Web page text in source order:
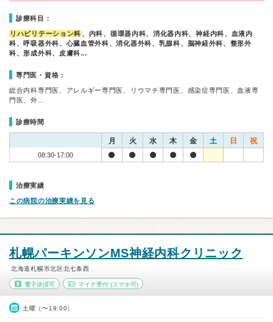
診療科目：
リハビリテーション科 、内科、循環器内科、消化器内科、神経内科、血液内
科、呼吸器外科、心臓血管外科、消化器外科、乳腺科、脳神経外科、整形外
科、形成外科、皮膚科…
専門医・資格：
総合内科専門医、アレルギー専門医、リウマチ専門医、感染症専門医、血液専
門医、外…
診療時間
月 火 水 木 金 土 日 祝
08:30-17:00
治療実績
この病院の治療実績を見る
札幌パーキンソンMS神経内科クリニック
北海道札幌市北区北七条西
電子決済可 マイナ受付(スマホ可)
土曜（〜19:00）